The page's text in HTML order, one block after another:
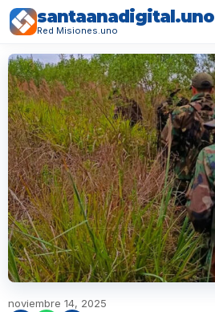
santaanadigital.uno
Red Misiones.uno
noviembre 14, 2025